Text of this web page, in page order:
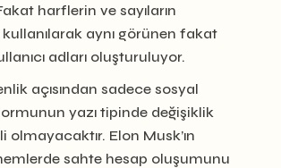
harflerin ve sayıların
aynı görünen fakat
adları oluşturuluyor.
açısından sadece sosyal
yazı tipinde değişiklik
olmayacaktır. Elon Musk’ın
sahte hesap oluşumunu